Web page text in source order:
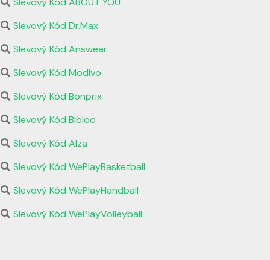
Slevový Kód Dr.Max
Slevový Kód Answear
Slevový Kód Modivo
Slevový Kód Bonprix
Slevový Kód Bibloo
Slevový Kód Alza
Slevový Kód WePlayBasketball
Slevový Kód WePlayHandball
Slevový Kód WePlayVolleyball